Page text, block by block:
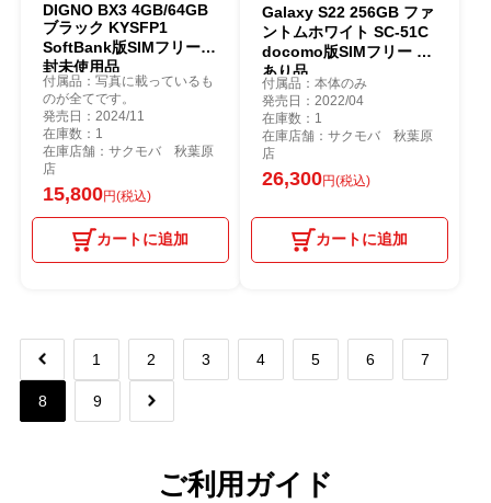
DIGNO BX3 4GB/64GB
ブラック KYSFP1
SoftBank版SIMフリー開
封未使用品
付属品：写真に載っているも
のが全てです。
発売日：2024/11
在庫数：1
在庫店舗：サクモバ 秋葉原
店
15,800円(税込)
カートに追加
Galaxy S22 256GB ファ
ントムホワイト SC-51C
docomo版SIMフリー 訳
あり品
付属品：本体のみ
発売日：2022/04
在庫数：1
在庫店舗：サクモバ 秋葉原
店
26,300円(税込)
カートに追加
1 2 3 4 5 6 7
8 9
ご利用ガイド